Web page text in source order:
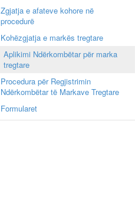
Zgjatja e afateve kohore në
procedurë
Kohëzgjatja e markës tregtare
Aplikimi Ndërkombëtar për marka
tregtare
Procedura për Regjistrimin
Ndërkombëtar të Markave Tregtare
Formularet